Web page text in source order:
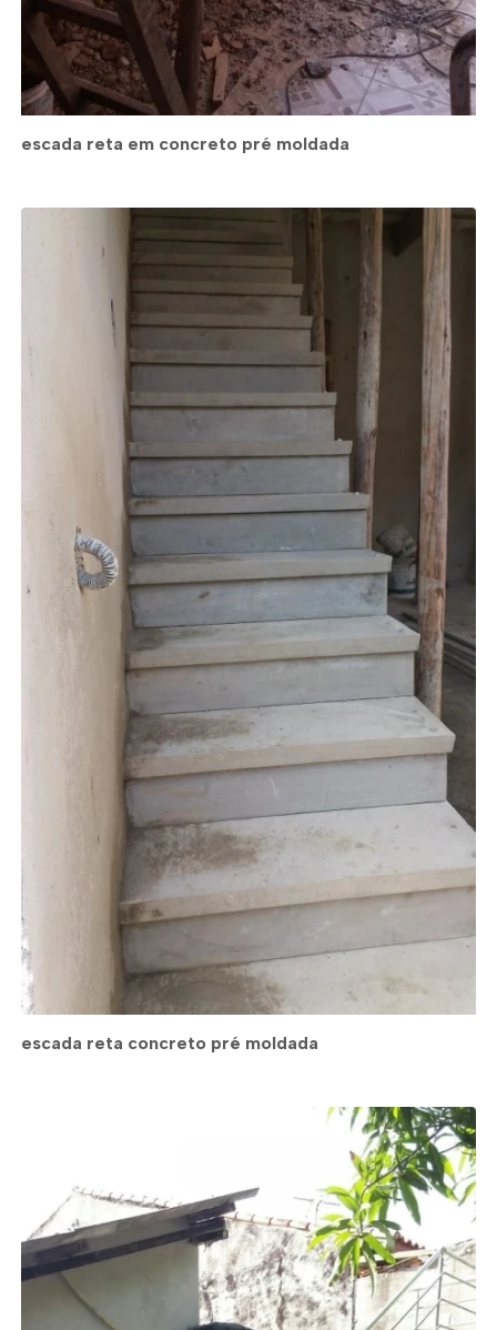
escada reta em concreto pré moldada
escada reta concreto pré moldada